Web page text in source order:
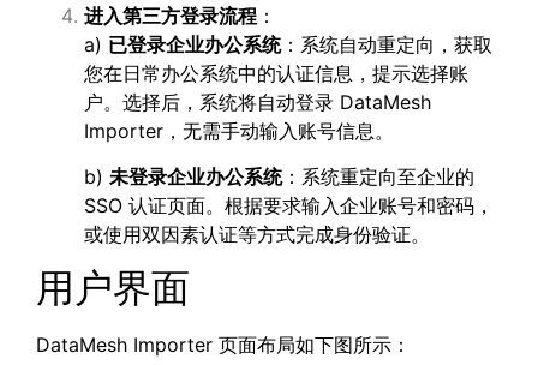
进入第三方登录流程 ：
a) 已登录企业办公系统：系统自动重定向，获取
您在日常办公系统中的认证信息，提示选择账
户。选择后，系统将自动登录 DataMesh
Importer，无需手动输入账号信息。
b) 未登录企业办公系统：系统重定向至企业的
SSO 认证页面。根据要求输入企业账号和密码，
或使用双因素认证等方式完成身份验证。
用户界面
DataMesh Importer 页面布局如下图所示：